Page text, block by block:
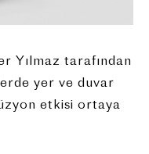
Yılmaz tarafından
yer ve duvar
etkisi ortaya